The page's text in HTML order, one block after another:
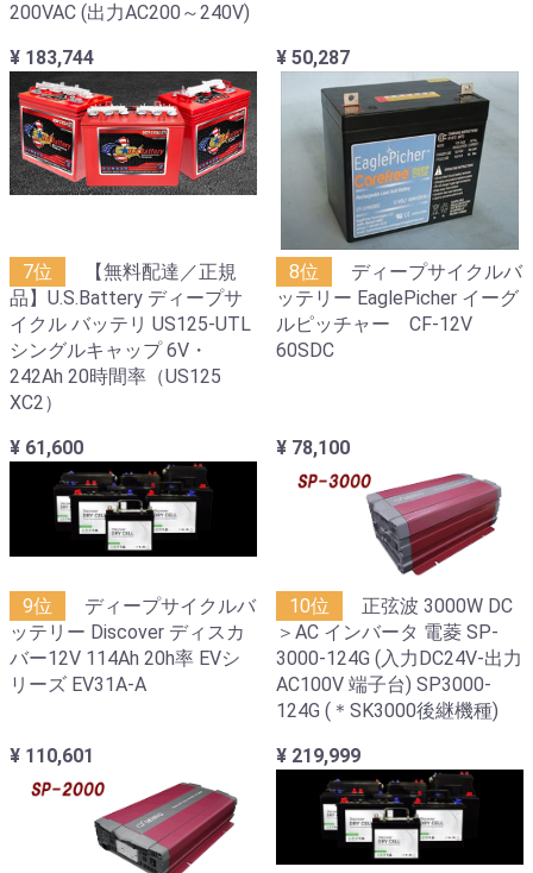
200VAC (出力AC200～240V)
¥ 183,744
¥ 50,287
7位
【無料配達／正規
品】U.S.Battery ディープサ
イクル バッテリ US125-UTL
シングルキャップ 6V・
242Ah 20時間率（US125
XC2）
¥ 61,600
8位
ディープサイクルバ
ッテリー EaglePicher イーグ
ルピッチャー CF-12V
60SDC
¥ 78,100
9位
ディープサイクルバ
ッテリー Discover ディスカ
バー12V 114Ah 20h率 EVシ
リーズ EV31A-A
¥ 110,601
10位
正弦波 3000W DC
＞AC インバータ 電菱 SP-
3000-124G (入力DC24V-出力
AC100V 端子台) SP3000-
124G (＊SK3000後継機種)
¥ 219,999